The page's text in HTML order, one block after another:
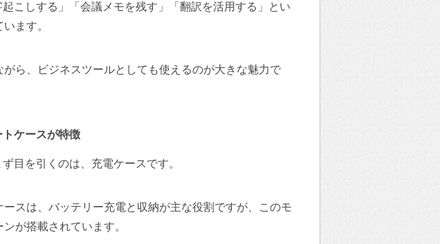
こしする」「会議メモを残す」「翻訳を活用する」とい
ます。
ら、ビジネスツールとしても使えるのが大きな魅力で
ケースが特徴
目を引くのは、充電ケースです。
スは、バッテリー充電と収納が主な役割ですが、このモ
が搭載されています。